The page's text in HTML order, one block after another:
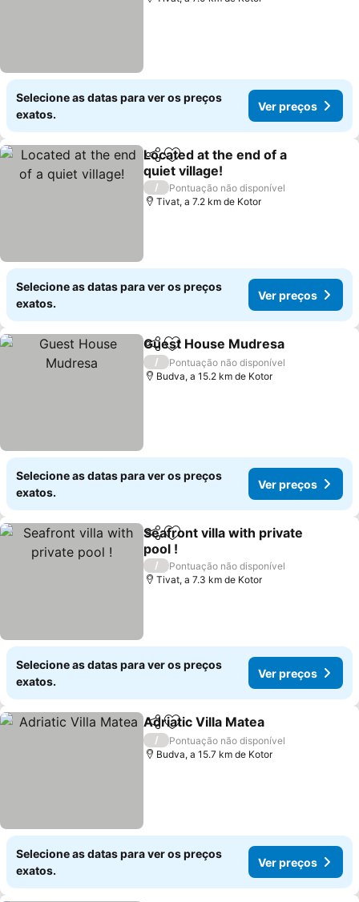
Selecione as datas para ver os preços
exatos.
Ver preços
PartilharAdicionar aos favoritos
Located at the end of a
quiet village!
/
Pontuação não disponível
Tivat, a 7.2 km de Kotor
Selecione as datas para ver os preços
exatos.
Ver preços
PartilharAdicionar aos favoritos
Guest House Mudresa
/
Pontuação não disponível
Budva, a 15.2 km de Kotor
Selecione as datas para ver os preços
exatos.
Ver preços
PartilharAdicionar aos favoritos
Seafront villa with private
pool !
/
Pontuação não disponível
Tivat, a 7.3 km de Kotor
Selecione as datas para ver os preços
exatos.
Ver preços
PartilharAdicionar aos favoritos
Adriatic Villa Matea
/
Pontuação não disponível
Budva, a 15.7 km de Kotor
Selecione as datas para ver os preços
exatos.
Ver preços